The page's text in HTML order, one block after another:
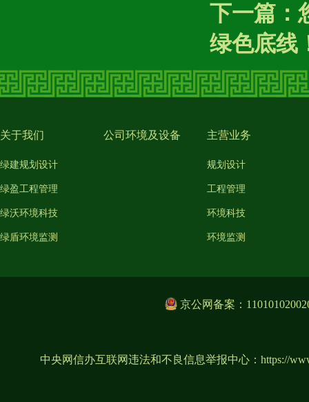
下一篇：
绿色底线
关于我们
绿建规划设计
绿盈工程管理
绿沃环境科技
绿盾环境监测
公司环境及设备 主营业务
规划设计
工程管理
环境科技
环境监测
京公网备案：
中央网信办互联网违法和不良信息举报中心： https://